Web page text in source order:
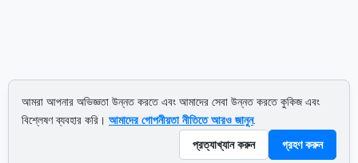
আমরা আপনার অভিজ্ঞতা উন্নত করতে এবং আমাদের সেবা উন্নত করতে কুকিজ এবং
বিশ্লেষণ ব্যবহার করি। আমাদের গোপনীয়তা নীতিতে আরও জানুন.
প্রত্যাখ্যান করুন
গ্রহণ করুন